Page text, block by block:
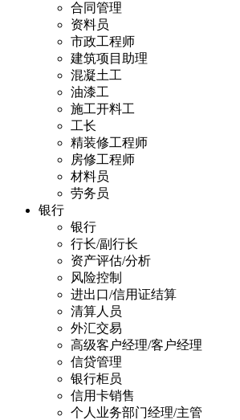
合同管理
资料员
市政工程师
建筑项目助理
混凝土工
油漆工
施工开料工
工长
精装修工程师
房修工程师
材料员
劳务员
银行
银行
行长/副行长
资产评估/分析
风险控制
进出口/信用证结算
清算人员
外汇交易
高级客户经理/客户经理
信贷管理
银行柜员
信用卡销售
个人业务部门经理/主管